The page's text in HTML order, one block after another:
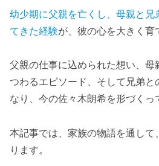
幼少期に父親を亡くし、母親と兄
てきた経験が、彼の心を大きく育
父親の仕事に込められた想い、母
つわるエピソード、そして兄弟
なり、今の佐々木朗希を形づくっ
本記事では、家族の物語を通して
ります。